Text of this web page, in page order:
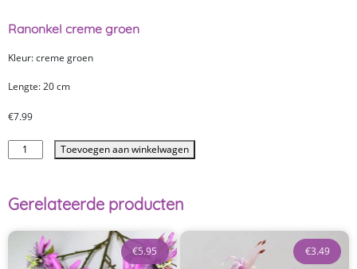
Ranonkel creme groen
Kleur: creme groen
Lengte: 20 cm
€7.99
Toevoegen aan winkelwagen
Gerelateerde producten
€5.95 €3.49